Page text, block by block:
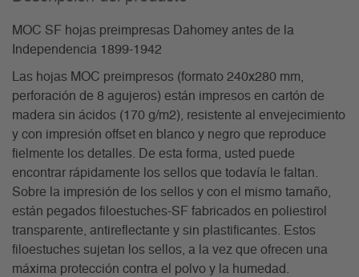
MOC SF hojas preimpresas Dahomey antes de la
Independencia 1899-1942
Las hojas MOC preimpresos (formato 240x280 mm,
perforación de 8 agujeros) están impresos en cartón de
madera sin ácidos (170 g/m2), resistente al envejecimiento
y con impresión offset en blanco y negro que reproduce
fielmente los detalles. De esta forma, usted puede
encontrar rápidamente los sellos que todavía le faltan.
Sobre la impresión de los sellos y con el mismo tamaño,
están pegados filoestuches-SF fabricados en poliestirol
transparente, antireflectante y sin plastificantes. Estos
filoestuches sujetan los sellos, a la vez que ofrecen una
máxima protección contra el polvo y la humedad.